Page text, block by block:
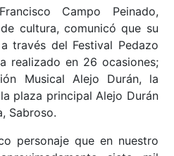
Campo Peinado,
cultura, comunicó que su
través del Festival Pedazo
realizado en 26 ocasiones;
Musical Alejo Durán, la
plaza principal Alejo Durán
Sabroso.
personaje que en nuestro